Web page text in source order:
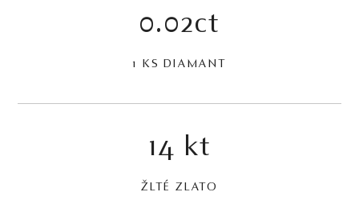
0.02ct
1 KS DIAMANT
14 kt
ŽLTÉ ZLATO